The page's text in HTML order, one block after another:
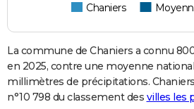
Chaniers
La commune de Chaniers a connu
en 2025, contre une moyenne
millimètres de précipitations.
n°10 798 du classement des villes les